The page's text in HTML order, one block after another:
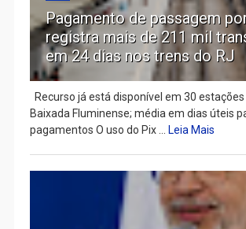
Pagamento de passagem
registra mais de 211 mil
em 24 dias nos trens do RJ
Recurso já está disponível em 30
Baixada Fluminense; média em dias úteis
pagamentos O uso do Pix ... Leia Mais